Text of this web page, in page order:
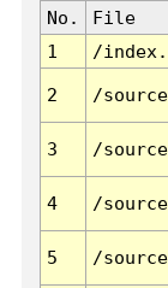
No. File
1
/
2 /
3 /
4 /
5 /